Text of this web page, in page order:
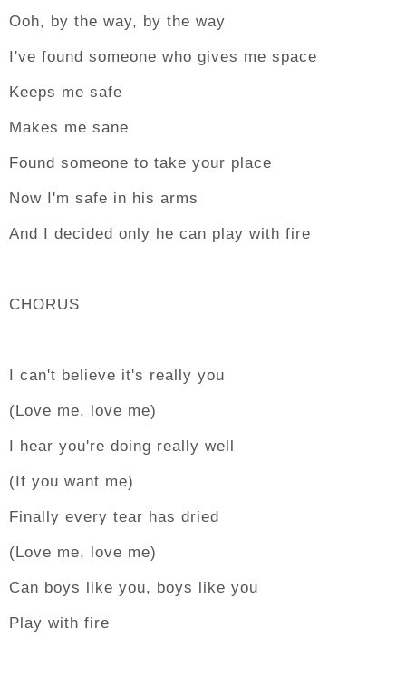
Ooh, by the way, by the way
I've found someone who gives me space
Keeps me safe
Makes me sane
Found someone to take your place
Now I'm safe in his arms
And I decided only he can play with fire
CHORUS
I can't believe it's really you
(Love me, love me)
I hear you're doing really well
(If you want me)
Finally every tear has dried
(Love me, love me)
Can boys like you, boys like you
Play with fire